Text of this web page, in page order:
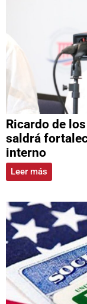
Ricardo de
saldrá
interno
Leer más